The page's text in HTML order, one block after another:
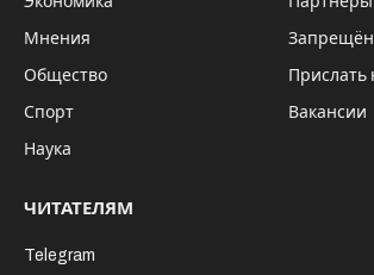
Общая торговая площадь
аренде. Юридически, уточняет
сделка оформлена как покупка
в уставном капитале
По словам председателя совета